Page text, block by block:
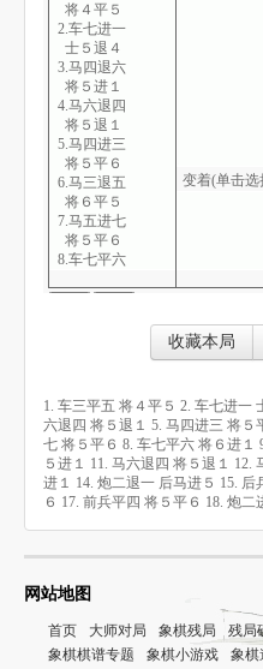
将４平５
2.车七进一
士５退４
3.马四退六
将５进１
4.马六退四
将５退１
5.马四进三
将５平６
6.马三退五
将６平５
7.马五进七
将５平６
8.车七平六
9.兵二平三
12.马四进三
马９退７
13.炮二进六
将５进１
14.炮二退一
后马进５
15.后兵进一
马５退６
17.前兵平四
将５平６
18.炮二进一
变着(单击选
收藏本局
1. 车三平五 将４平５ 2. 车七进一
六退四 将５退１ 5. 马四进三 将５
七 将５平６ 8. 车七平六 将６进１
５进１ 11. 马六退四 将５退１ 12.
进１ 14. 炮二退一 后马进５ 15.
６ 17. 前兵平四 将５平６ 18. 炮二
网站地图
首页 大师对局 象棋残局 残局
象棋棋谱专题
象棋小游戏 象棋